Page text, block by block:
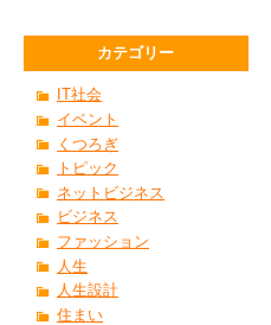
カテゴリー
IT社会
イベント
くつろぎ
トピック
ネットビジネス
ビジネス
ファッション
人生
人生設計
住まい